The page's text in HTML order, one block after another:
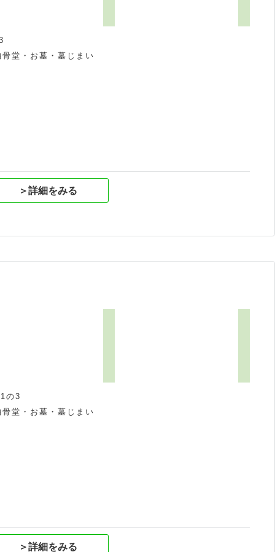
堂・お墓・墓じまい
＞詳細をみる
の3
堂・お墓・墓じまい
＞詳細をみる